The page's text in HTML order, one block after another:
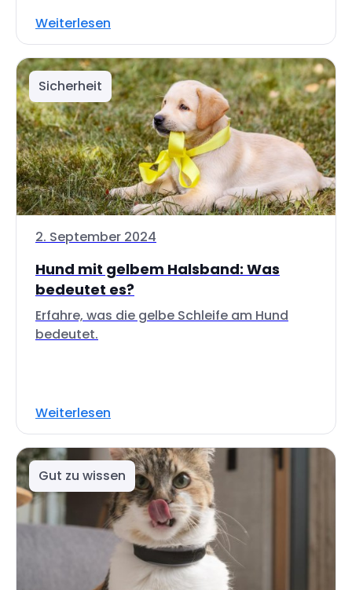
Weiterlesen
Sicherheit
2. September 2024
Hund mit gelbem Halsband: Was
bedeutet es?
Erfahre, was die gelbe Schleife am Hund
bedeutet.
Weiterlesen
Gut zu wissen